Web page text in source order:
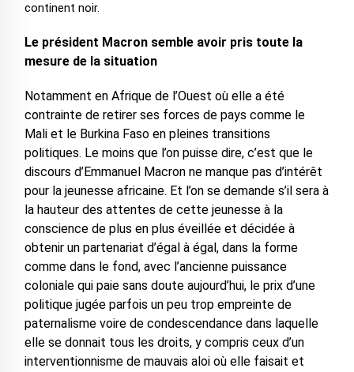
continent noir.
Le président Macron semble avoir pris toute la
mesure de la situation
Notamment en Afrique de l’Ouest où elle a été
contrainte de retirer ses forces de pays comme le
Mali et le Burkina Faso en pleines transitions
politiques. Le moins que l’on puisse dire, c’est que le
discours d’Emmanuel Macron ne manque pas d’intérêt
pour la jeunesse africaine. Et l’on se demande s’il sera à
la hauteur des attentes de cette jeunesse à la
conscience de plus en plus éveillée et décidée à
obtenir un partenariat d’égal à égal, dans la forme
comme dans le fond, avec l’ancienne puissance
coloniale qui paie sans doute aujourd’hui, le prix d’une
politique jugée parfois un peu trop empreinte de
paternalisme voire de condescendance dans laquelle
elle se donnait tous les droits, y compris ceux d’un
interventionnisme de mauvais aloi où elle faisait et